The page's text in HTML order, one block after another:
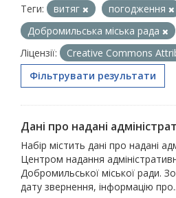
Теги: витяг погодження
Добромильська міська рада
Ліцензії:
Creative Commons
Фільтрувати результати
Дані про надані
Набір містить дані про надані
Центром надання
Добромильської міської ради.
дату звернення, інформацію